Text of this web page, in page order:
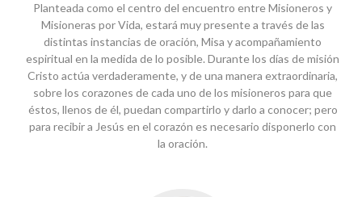
Planteada como el centro del encuentro entre Misioneros y
Misioneras por Vida, estará muy presente a través de las
distintas instancias de oración, Misa y acompañamiento
espiritual en la medida de lo posible. Durante los días de misión
Cristo actúa verdaderamente, y de una manera extraordinaria,
sobre los corazones de cada uno de los misioneros para que
éstos, llenos de él, puedan compartirlo y darlo a conocer; pero
para recibir a Jesús en el corazón es necesario disponerlo con
la oración.